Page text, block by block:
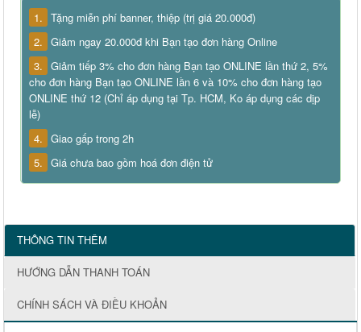
1. Tặng miễn phí banner, thiệp (trị giá 20.000đ)
2. Giảm ngay 20.000đ khi Bạn tạo đơn hàng Online
3. Giảm tiếp 3% cho đơn hàng Bạn tạo ONLINE lần thứ 2, 5%
cho đơn hàng Bạn tạo ONLINE lần 6 và 10% cho đơn hàng tạo
ONLINE thứ 12 (Chỉ áp dụng tại Tp. HCM, Ko áp dụng các dịp
lễ)
4. Giao gấp trong 2h
5. Giá chưa bao gồm hoá đơn điện tử
THÔNG TIN THÊM
HƯỚNG DẪN THANH TOÁN
CHÍNH SÁCH VÀ ĐIỀU KHOẢN